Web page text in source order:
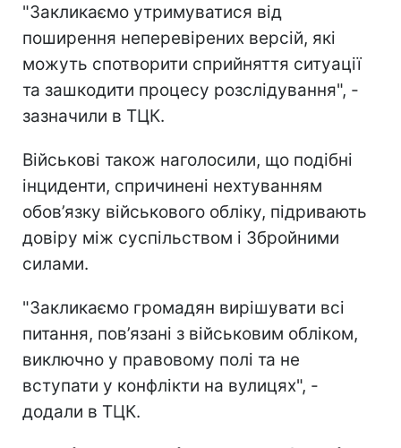
"Закликаємо утримуватися від
поширення неперевірених версій, які
можуть спотворити сприйняття ситуації
та зашкодити процесу розслідування", -
зазначили в ТЦК.
Військові також наголосили, що подібні
інциденти, спричинені нехтуванням
обов’язку військового обліку, підривають
довіру між суспільством і Збройними
силами.
"Закликаємо громадян вирішувати всі
питання, пов’язані з військовим обліком,
виключно у правовому полі та не
вступати у конфлікти на вулицях", -
додали в ТЦК.